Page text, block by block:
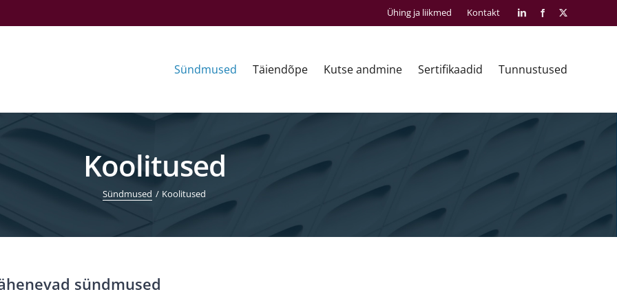
Ühing ja liikmed Kontakt LinkedInFacebook
Sündmused Täiendõpe Kutse andmine Sertifikaadid Tunnustused
Koolitused
Sündmused Koolitused
sündmused